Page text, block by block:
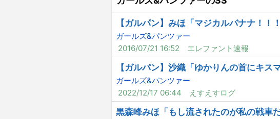
【ガルパン】みほ「マジカルバナナ！！！
ガールズ&パンツァー
2016/07/21 16:52
エレファント速報
【ガルパン】沙織「ゆかりんの首にキス
ガールズ&パンツァー
2022/12/17 06:44
えすえすログ
黒森峰みほ「もし流されたのが私の戦車